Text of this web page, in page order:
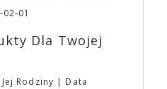
01
Dla Twojej
Rodziny
Data